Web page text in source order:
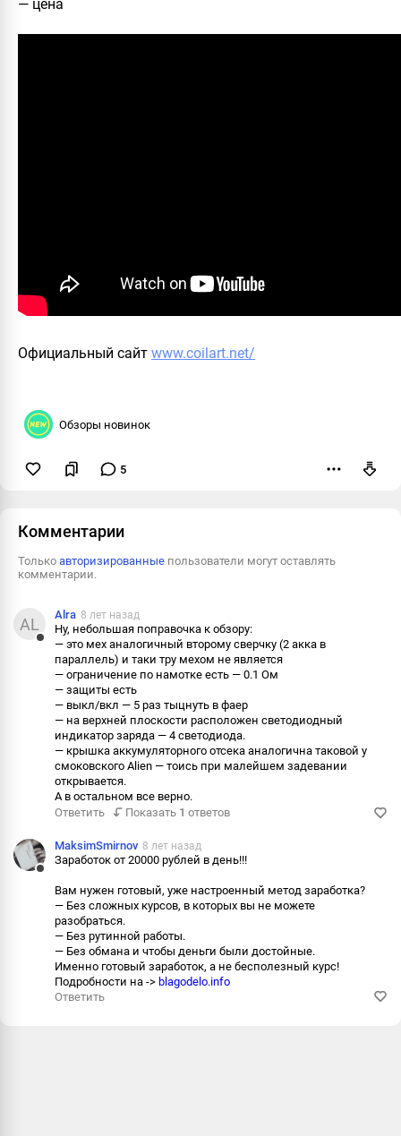
— цена
Официальный сайт www.coilart.net/
Обзоры новинок
5
Комментарии
Только авторизированные пользователи могут оставлять
комментарии.
AL Alra 8 лет назад
Ну, небольшая поправочка к обзору:
— это мех аналогичный второму сверчку (2 акка в
параллель) и таки тру мехом не является
— ограничение по намотке есть — 0.1 Ом
— защиты есть
— выкл/вкл — 5 раз тыцнуть в фаер
— на верхней плоскости расположен светодиодный
индикатор заряда — 4 светодиода.
— крышка аккумуляторного отсека аналогична таковой у
смоковского Alien — тоись при малейшем задевании
открывается.
А в остальном все верно.
Ответить
Показать 1 ответов
MaksimSmirnov 8 лет назад
Заработок от 20000 рублей в день!!!
Вам нужен готовый, уже настроенный метод заработка?
— Без сложных курсов, в которых вы не можете
разобраться.
— Без рутинной работы.
— Без обмана и чтобы деньги были достойные.
Именно готовый заработок, а не бесполезный курс!
Подробности на -> blagodelo.info
Ответить